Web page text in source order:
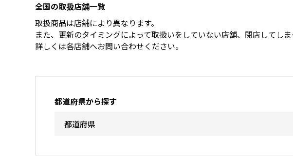
全国の取扱店舗一覧
取扱商品は店舗により異なります。
また、更新のタイミングによって取扱いをしていない店舗、閉店してし
詳しくは各店舗へお問い合わせください。
都道府県から探す